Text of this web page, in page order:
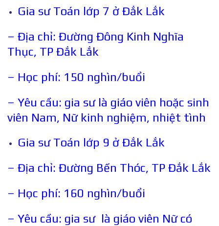
Gia sư Toán lớp 7 ở Đắk Lắk
– Địa chỉ: Đường Đông Kinh Nghĩa
Thục, TP Đắk Lắk
– Học phí: 150 nghìn/buổi
– Yêu cầu: gia sư là giáo viên hoặc sinh
viên Nam, Nữ kinh nghiệm, nhiệt tình
Gia sư Toán lớp 9 ở Đắk Lắk
– Địa chỉ: Đường Bến Thóc, TP Đắk Lắk
– Học phí: 160 nghìn/buổi
– Yêu cầu: gia sư là giáo viên Nữ có